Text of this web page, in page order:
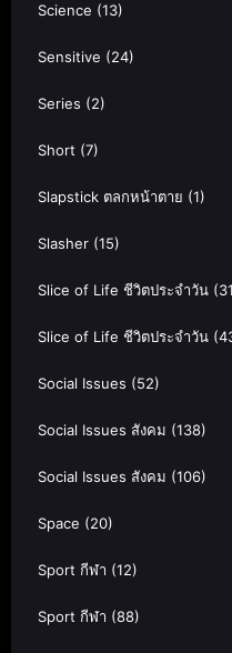
Science (13)
Sensitive (24)
Series (2)
Short (7)
Slapstick ตลกหน้าตาย (1)
Slasher (15)
Slice of Life ชีวิตประจำวัน
Slice of Life ชีวิตประจำวัน
Social Issues (52)
Social Issues สังคม (138)
Social Issues สังคม (106)
Space (20)
Sport กีฬา (12)
Sport กีฬา (88)